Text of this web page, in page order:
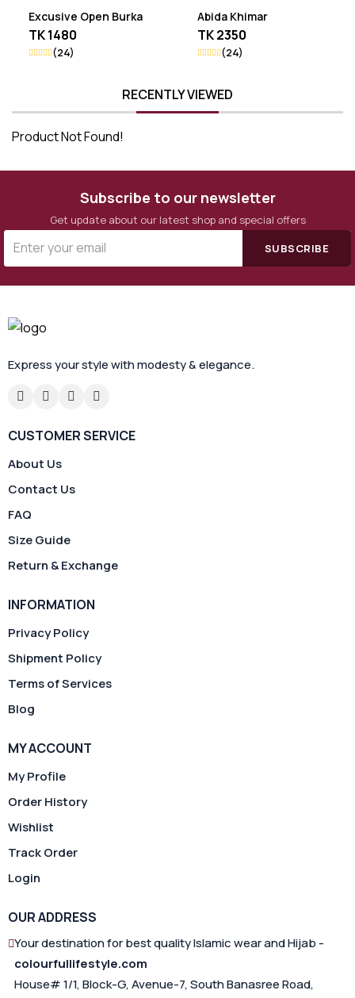
🌿বডি ফ্রী
👉মূল্য ১৬৮০৳
1 reviews
No Product
Excusive Open Burka
TK 1480
(24)
Abida Khimar
TK 2350
(24)
RECENTLY VIEWED
Product Not Found!
Subscribe to our newsletter
Get update about our latest shop and special offers
SUBSCRIBE
Express your style with modesty & elegance.
CUSTOMER SERVICE
About Us
Contact Us
FAQ
Size Guide
Return & Exchange
INFORMATION
Privacy Policy
Shipment Policy
Terms of Services
Blog
MY ACCOUNT
My Profile
Order History
Wishlist
Track Order
Login
OUR ADDRESS
Your destination for best quality Islamic wear and Hijab -
colourfullifestyle.com
House# 1/1, Block-G, Avenue-7, South Banasree Road,